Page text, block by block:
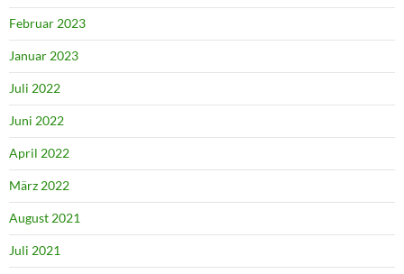
Februar 2023
Januar 2023
Juli 2022
Juni 2022
April 2022
März 2022
August 2021
Juli 2021